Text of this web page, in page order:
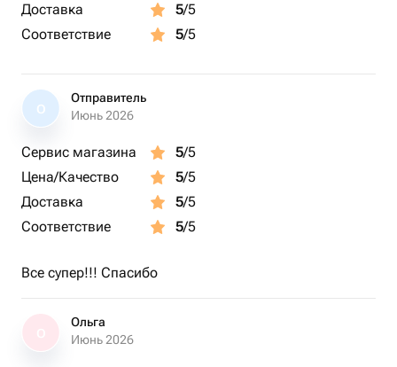
Доставка
5/5
Соответствие
5/5
О
Отправитель
Июнь 2026
Сервис магазина 5/5
Цена/Качество
5/5
Доставка
5/5
Соответствие
5/5
Все супер!!! Спасибо
Ольга
Июнь 2026